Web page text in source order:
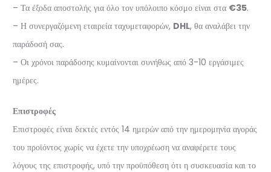
– Τα έξοδα αποστολής για όλο τον υπόλοιπο κόσμο είναι στα €35.
– Η συνεργαζόμενη εταιρεία ταχυμεταφορών, DHL, θα αναλάβει την
παράδοσή σας.
– Οι χρόνοι παράδοσης κυμαίνονται συνήθως από 3-10 εργάσιμες
ημέρες.
Επιστροφές
Επιστροφές είναι δεκτές εντός 14 ημερών από την ημερομηνία αγοράς
του προϊόντος χωρίς να έχετε την υποχρέωση να αναφέρετε τους
λόγους της επιστροφής, υπό την προϋπόθεση ότι η συσκευασία και το